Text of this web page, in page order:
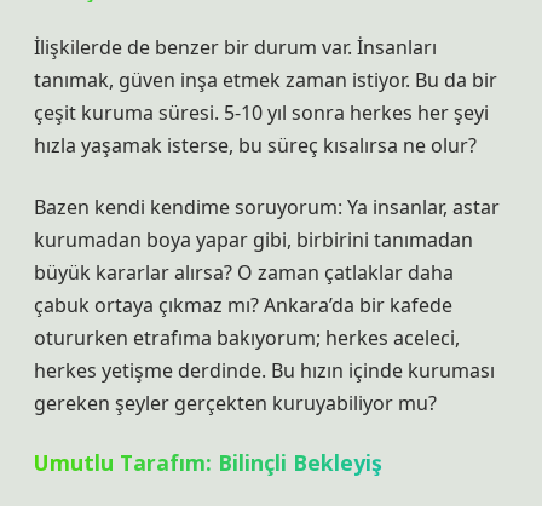
İlişkilerde de benzer bir durum var. İnsanları
tanımak, güven inşa etmek zaman istiyor. Bu da bir
çeşit kuruma süresi. 5-10 yıl sonra herkes her şeyi
hızla yaşamak isterse, bu süreç kısalırsa ne olur?
Bazen kendi kendime soruyorum: Ya insanlar, astar
kurumadan boya yapar gibi, birbirini tanımadan
büyük kararlar alırsa? O zaman çatlaklar daha
çabuk ortaya çıkmaz mı? Ankara’da bir kafede
otururken etrafıma bakıyorum; herkes aceleci,
herkes yetişme derdinde. Bu hızın içinde kuruması
gereken şeyler gerçekten kuruyabiliyor mu?
Umutlu Tarafım: Bilinçli Bekleyiş